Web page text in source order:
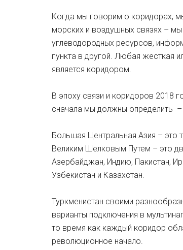
Когда мы говорим о коридорах,
морских и воздушных связях –
углеводородных ресурсов,
пункта в другой. Любая жесткая
является коридором.
В эпоху связи и коридоров 2018
сначала мы должны определить
Большая Центральная Азия – это
Великим Шелковым Путем – это
Азербайджан, Индию, Пакистан,
Узбекистан и Казахстан.
Туркменистан своими
варианты подключения в
то время как каждый коридор
революционное начало.